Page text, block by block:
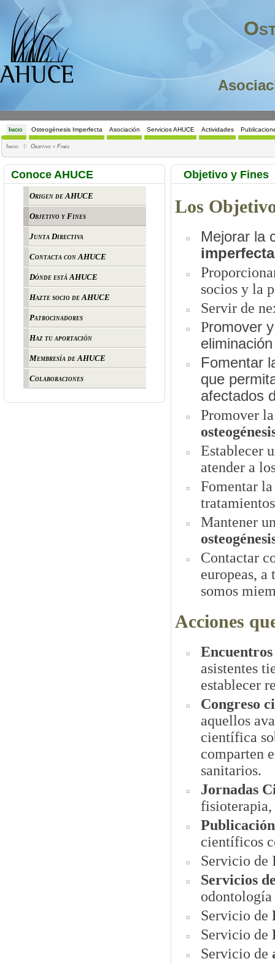
Inicio Osteogénesis Imperfecta Asociación Servicios AHUCE Actividades
Inicio Objetivo y Fines
Conoce AHUCE
Origen de AHUCE
Objetivo y Fines
Junta Directiva
Contacta con AHUCE
Dónde está AHUCE
Hazte socio de AHUCE
Patrocinadores
Haz tu aportación
Membresía de AHUCE
Colaboraciones
Objetivo y Fines
Los
Mejorar la
imperfecta
socios y la
Servir de
Promover
Fomentar
que
afectados
Promover
osteogéne
Establecer
atender a
Fomentar
Mantener
Contactar
europeas,
somos
Acciones
asistentes
establecer
Congreso
aquellos
científica
comparten
sanitarios.
Jornadas
fisioterapia,
científicos
Servicio de
Servicios
odontología
Servicio de
Servicio de
Servicio de